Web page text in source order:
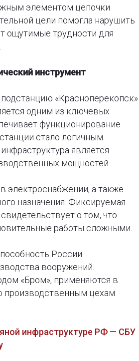
элементом цепочки
цели помогла нарушить
ощутимые трудности для
инструмент
«Красноперекопск»
одним из ключевых
функционирование
стало логичным
является
мощностей.
электроснабжении, а также
назначения. Фиксируемая
о том, что
работы сложными.
России
вооружений.
«Бром», применяются в
производственным цехам
инфраструктуре РФ — СБУ